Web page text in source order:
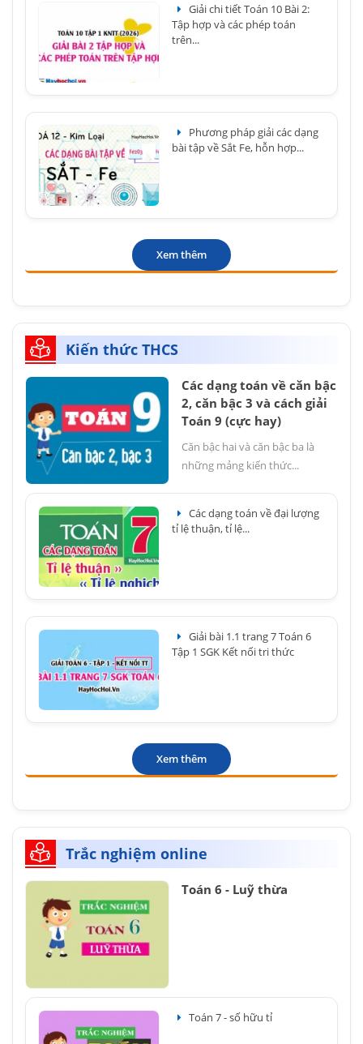
Giải chi tiết Toán 10 Bài 2:
Tập hợp và các phép toán
trên...
Phương pháp giải các dạng
bài tập về Sắt Fe, hỗn hợp...
Xem thêm
Kiến thức THCS
Các dạng toán về căn bậc
2, căn bậc 3 và cách giải
Toán 9 (cực hay)
Căn bậc hai và căn bậc ba là
những mảng kiến thức...
Các dạng toán về đại lượng
tỉ lệ thuận, tỉ lệ...
Giải bài 1.1 trang 7 Toán 6
Tập 1 SGK Kết nối tri thức
Xem thêm
Trắc nghiệm online
Toán 6 - Luỹ thừa
Toán 7 - số hữu tỉ